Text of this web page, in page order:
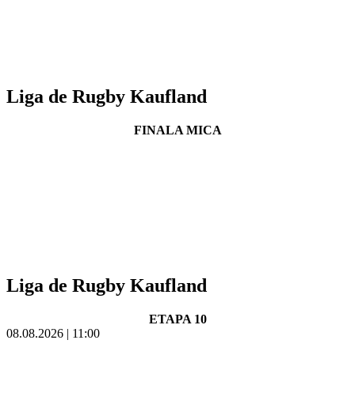
Liga de Rugby Kaufland
FINALA MICA
Liga de Rugby Kaufland
ETAPA 10
08.08.2026 | 11:00